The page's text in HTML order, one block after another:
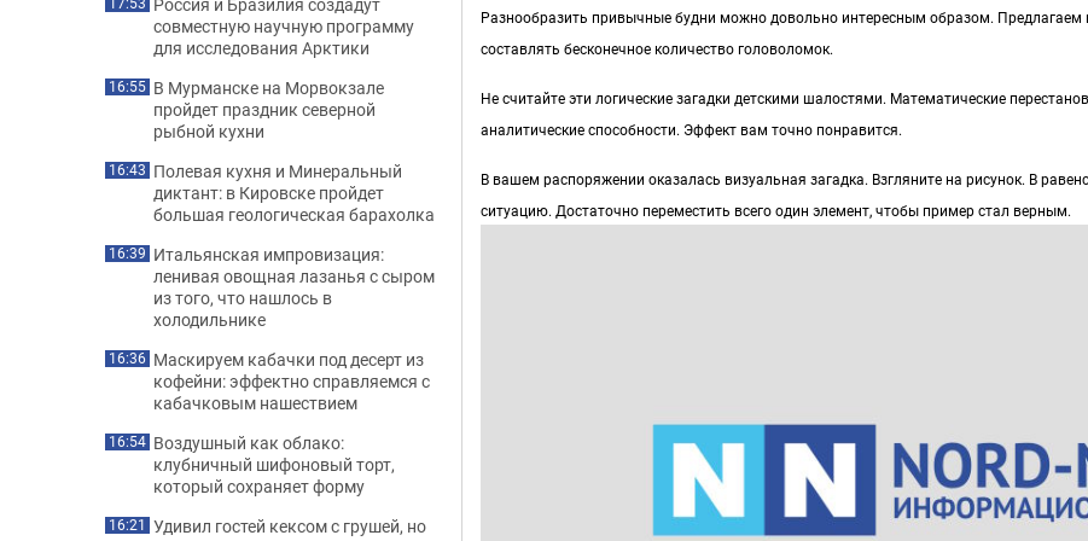
Разнообразить привычные будни можно довольно интересным образом.
составлять бесконечное количество головоломок.
Не считайте эти логические загадки детскими шалостями. Математические
аналитические способности. Эффект вам точно понравится.
В вашем распоряжении оказалась визуальная загадка. Взгляните на рисунок. В
ситуацию. Достаточно переместить всего один элемент, чтобы пример стал верным.
совместную научную программу
для исследования Арктики
16:55 В Мурманске на Морвокзале
пройдет праздник северной
рыбной кухни
16:43 Полевая кухня и Минеральный
диктант: в Кировске пройдет
большая геологическая барахолка
16:39 Итальянская импровизация:
ленивая овощная лазанья с сыром
из того, что нашлось в
холодильнике
16:36 Маскируем кабачки под десерт из
кофейни: эффектно справляемся с
кабачковым нашествием
16:54 Воздушный как облако:
клубничный шифоновый торт,
который сохраняет форму
16:21 Удивил гостей кексом с грушей, но